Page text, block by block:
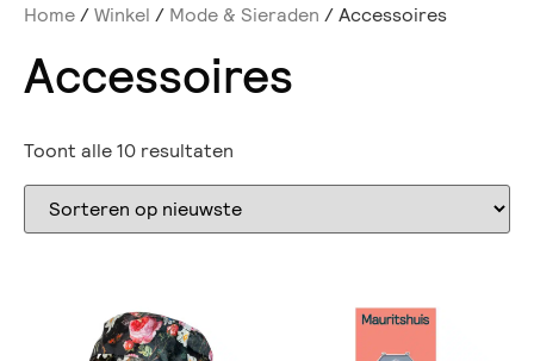
Home/Winkel / Mode & Sieraden / Accessoires
Accessoires
Toont alle 10 resultaten